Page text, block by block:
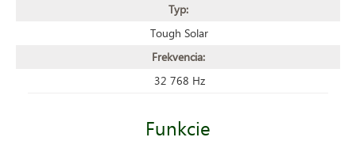
Typ:
Tough Solar
Frekvencia:
32 768 Hz
Funkcie